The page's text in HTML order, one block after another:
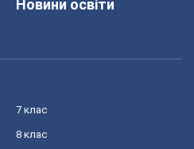
Новини освіти
7 клас
8 клас